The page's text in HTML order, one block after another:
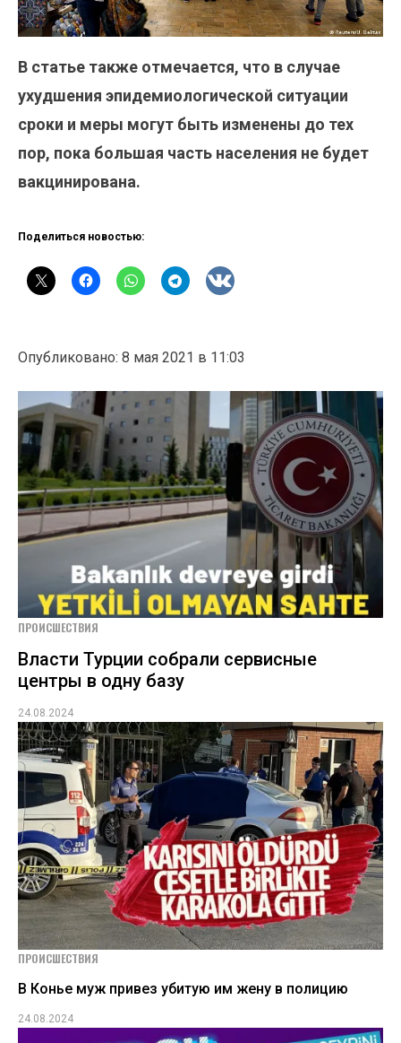
В статье также отмечается, что в случае
ухудшения эпидемиологической ситуации
сроки и меры могут быть изменены до тех
пор, пока большая часть населения не будет
вакцинирована.
Поделиться новостью:
Опубликовано: 8 мая 2021 в 11:03
ПРОИСШЕСТВИЯ
Власти Турции собрали сервисные
центры в одну базу
24.08.2024
ПРОИСШЕСТВИЯ
В Конье муж привез убитую им жену в полицию
24.08.2024